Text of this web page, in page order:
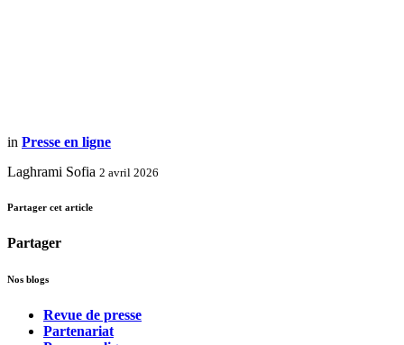
in Presse en ligne
Laghrami Sofia 2 avril 2026
Partager cet article
Partager
Nos blogs
Revue de presse
Partenariat